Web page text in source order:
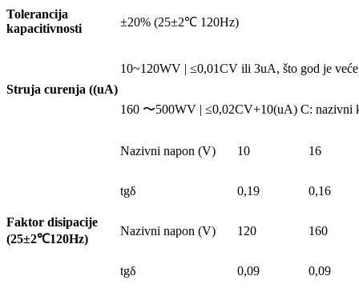
Tolerancija
kapacitivnosti
±20% (25±2℃ 120Hz)
Struja curenja ((uA)
10~120WV | ≤0,01CV ili 3uA, što god je
160 〜500WV | ≤0,02CV+10(uA) C: nazivni
Faktor disipacije
(25±2℃120Hz)
Nazivni napon (V) 10 16
tgδ 0,19 0,16
Nazivni napon (V) 120 160
tgδ 0,09 0,09